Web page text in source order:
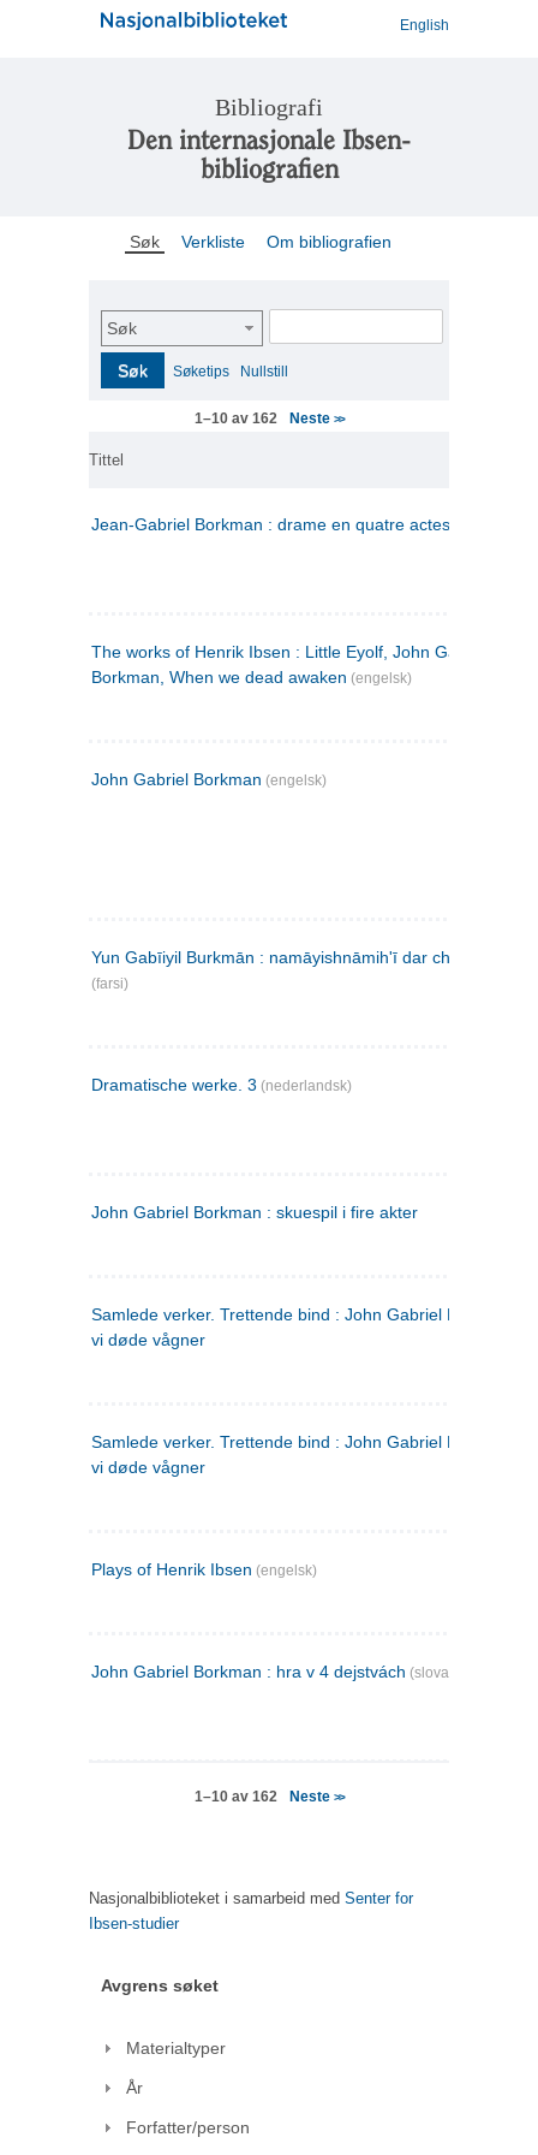
English
Bibliografi
Den internasjonale Ibsen-
bibliografien
Søk Verkliste Om bibliografien
Søk
Søk Søketips Nullstill
1–10 av 162 Neste >>
Tittel
Jean-Gabriel Borkman : drame en quatre actes
The works of Henrik Ibsen : Little Eyolf, John Gabriel
Borkman, When we dead awaken (engelsk)
John Gabriel Borkman (engelsk)
Yun Gabīiyil Burkmān : namāyishnāmihʹī dar chahār pardih
(farsi)
Dramatische werke. 3 (nederlandsk)
John Gabriel Borkman : skuespil i fire akter
Samlede verker. Trettende bind : John Gabriel Borkman ;
vi døde vågner
Samlede verker. Trettende bind : John Gabriel Borkman ;
vi døde vågner
Plays of Henrik Ibsen (engelsk)
John Gabriel Borkman : hra v 4 dejstvách (slovakisk)
1–10 av 162 Neste >>
Nasjonalbiblioteket i samarbeid med Senter for
Ibsen-studier
Avgrens søket
Materialtyper
År
Forfatter/person